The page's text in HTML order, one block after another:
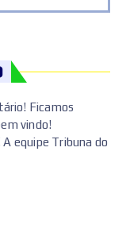
Ficamos
vindo!
equipe Tribuna do